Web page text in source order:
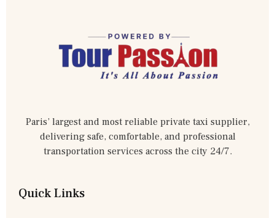
Paris’ largest and most reliable private taxi supplier,
delivering safe, comfortable, and professional
transportation services across the city 24/7.
Quick Links